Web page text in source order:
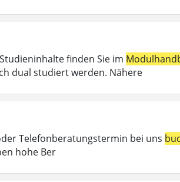
finden Sie im
dual studiert werden. Nähere
Telefonberatungstermin bei uns
hohe Ber